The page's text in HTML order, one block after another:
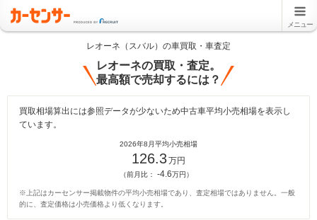
メニュー
レオーネ（スバル）の車買取・車査定
レオーネの買取・査定。
最高額で売却するには？
買取相場算出には参照データが少ないため中古車平均小売相場を表示し
ています。
2026年8月平均小売相場
126.3万円
（前月比： -4.6万円）
※上記はカーセンサー掲載物件の平均小売相場であり、査定相場ではありません。一般
的に、査定価格は小売価格より低くなります。